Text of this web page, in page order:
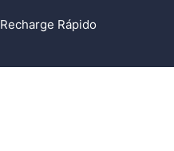
Recharge Rápido